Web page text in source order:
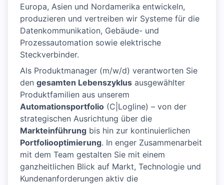
Europa, Asien und Nordamerika entwickeln,
produzieren und vertreiben wir Systeme für die
Datenkommunikation, Gebäude- und
Prozessautomation sowie elektrische
Steckverbinder.
Als Produktmanager (m/w/d) verantworten Sie
den gesamten Lebenszyklus ausgewählter
Produktfamilien aus unserem
Automationsportfolio (C|Logline) – von der
strategischen Ausrichtung über die
Markteinführung bis hin zur kontinuierlichen
Portfoliooptimierung. In enger Zusammenarbeit
mit dem Team gestalten Sie mit einem
ganzheitlichen Blick auf Markt, Technologie und
Kundenanforderungen aktiv die